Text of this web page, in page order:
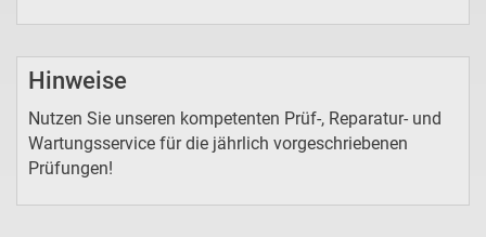
Hinweise
Nutzen Sie unseren kompetenten Prüf-, Reparatur- und
Wartungsservice für die jährlich vorgeschriebenen
Prüfungen!